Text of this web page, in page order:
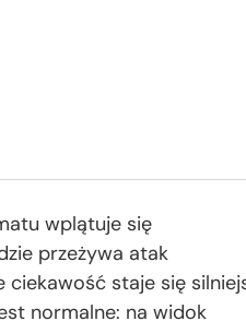
wplątuje się
przeżywa atak
ciekawość staje się
normalne: na widok